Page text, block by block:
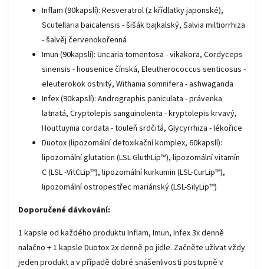
Inflam (90kapslí): Resveratrol (z křídlatky japonské),
Scutellaria baicalensis - šišák bajkalský, Salvia miltiorrhiza
- šalvěj červenokořenná
Imun (90kapslí): Uncaria tomentosa - vikakora, Cordyceps
sinensis - housenice čínská, Eleutherococcus senticosus -
eleuterokok ostnitý, Withania somnifera - ashwaganda
Infex (90kapslí): Andrographis paniculata - právenka
latnatá, Cryptolepis sanguinolenta - kryptolepis krvavý,
Houttuynia cordata - touleň srdčitá, Glycyrrhiza - lékořice
Duotox (lipozomální detoxikační komplex, 60kapslí):
lipozomální glutation (LSL-GluthLip™), lipozomální vitamín
C (LSL -VitCLip™), lipozomální kurkumin (LSL-CurLip™),
lipozomální ostropestřec mariánský (LSL-SilyLip™)
Doporučené dávkování:
1 kapsle od každého produktu Inflam, Imun, Infex 3x denně
nalačno + 1 kapsle Duotox 2x denně po jídle. Začněte užívat vždy
jeden produkt a v případě dobré snášenlivosti postupně v